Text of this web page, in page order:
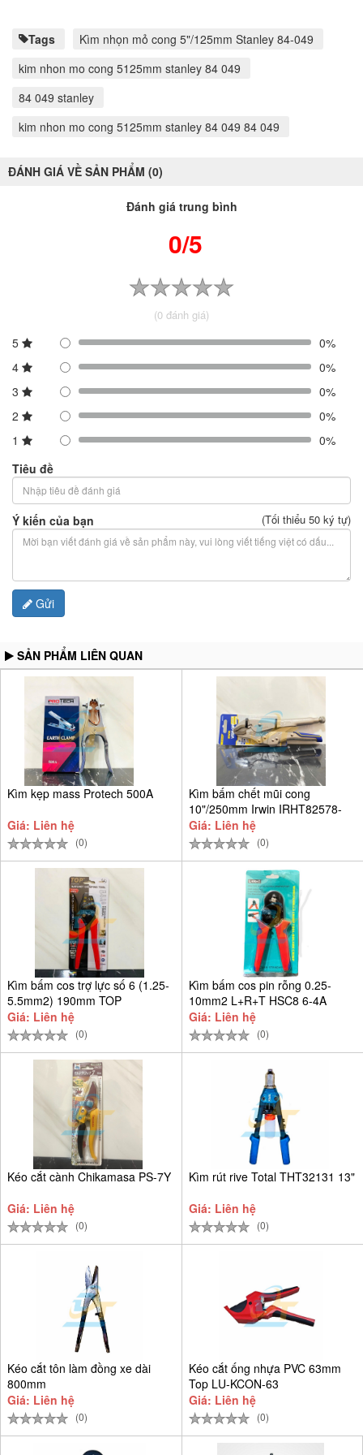
Tags
Kìm nhọn mỏ cong 5"/125mm Stanley 84-049
kim nhon mo cong 5125mm stanley 84 049
84 049 stanley
kim nhon mo cong 5125mm stanley 84 049 84 049
ĐÁNH GIÁ VỀ SẢN PHẨM (0)
Đánh giá trung bình
0/5
(0 đánh giá)
5
0%
4
0%
3
0%
2
0%
1
0%
Tiêu đề
Ý kiến của bạn (Tối thiểu 50 ký tự)
Gửi
SẢN PHẨM LIÊN QUAN
Kìm kẹp mass Protech 500A
Giá: Liên hệ
(0)
Kìm bấm chết mũi cong
10"/250mm Irwin IRHT82578-
SH
Giá: Liên hệ
(0)
Kìm bấm cos trợ lực số 6 (1.25-
5.5mm2) 190mm TOP
Giá: Liên hệ
(0)
Kìm bấm cos pin rỗng 0.25-
10mm2 L+R+T HSC8 6-4A
Giá: Liên hệ
(0)
Kéo cắt cành Chikamasa PS-7Y
Giá: Liên hệ
(0)
Kìm rút rive Total THT32131 13"
Giá: Liên hệ
(0)
Kéo cắt tôn làm đồng xe dài
800mm
Giá: Liên hệ
(0)
Kéo cắt ống nhựa PVC 63mm
Top LU-KCON-63
Giá: Liên hệ
(0)